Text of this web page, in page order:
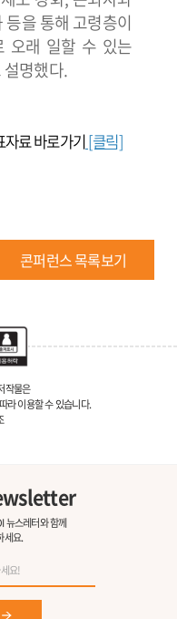
을 통해 고령층이
오래 일할 수 있는
설명했다.
료 바로가기[클릭]
콘퍼런스 목록보기
작물은
라 이용할 수 있습니다.
뉴스레터와 함께
세요.